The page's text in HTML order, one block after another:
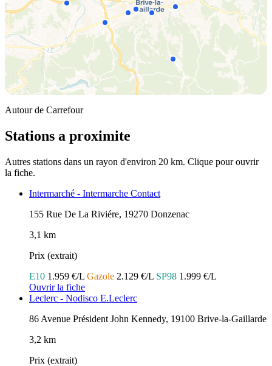
Autour de Carrefour
Stations a proximite
Autres stations dans un rayon d'environ 20 km. Clique pour ouvrir
la fiche.
Intermarché - Intermarche Contact
155 Rue De La Riviére, 19270 Donzenac
3,1 km
Prix (extrait)
E10 1.959 €/L Gazole 2.129 €/L SP98 1.999 €/L
Ouvrir la fiche
Leclerc - Nodisco E.Leclerc
86 Avenue Président John Kennedy, 19100 Brive-la-Gaillarde
3,2 km
Prix (extrait)